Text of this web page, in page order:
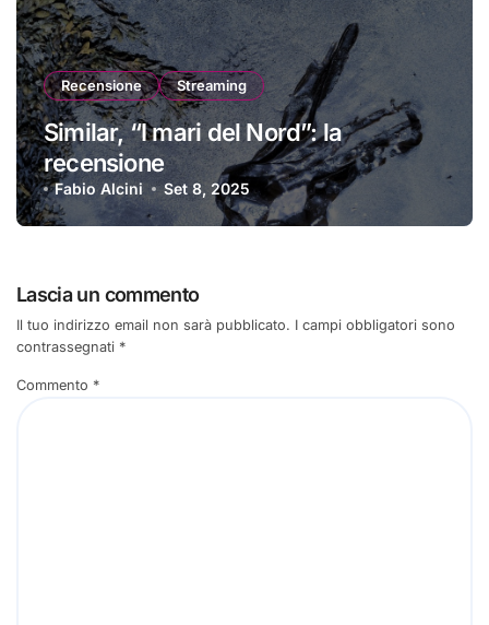
Recensione Streaming
Similar, “I mari del Nord”: la
recensione
Fabio Alcini Set 8, 2025
Lascia un commento
Il tuo indirizzo email non sarà pubblicato. I campi obbligatori sono
contrassegnati *
Commento *